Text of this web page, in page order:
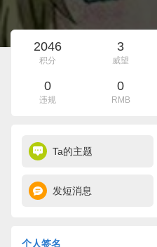
2046
积分
3
威望
0
违规
0
RMB
Ta的主题
发短消息
个人签名